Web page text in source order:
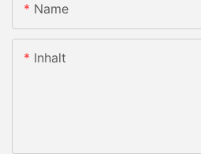
Name
Inhalt